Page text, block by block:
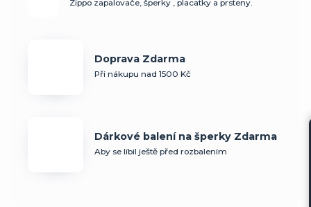
Zippo zapalovače, šperky , placatky a prsteny.
Doprava Zdarma
Při nákupu nad 1500 Kč
Dárkové balení na šperky Zdarma
Aby se líbil ještě před rozbalením